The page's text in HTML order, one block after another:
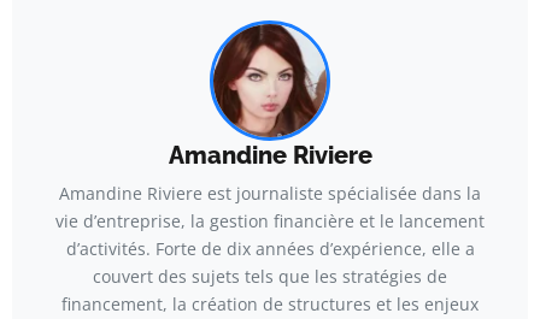
Amandine Riviere
Amandine Riviere est journaliste spécialisée dans la
vie d’entreprise, la gestion financière et le lancement
d’activités. Forte de dix années d’expérience, elle a
couvert des sujets tels que les stratégies de
financement, la création de structures et les enjeux